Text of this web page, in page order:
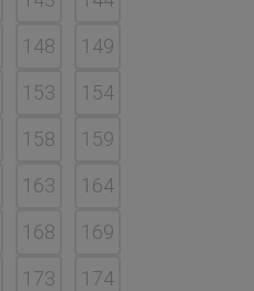
148
149
153
154
158
159
163
164
168
169
173
174